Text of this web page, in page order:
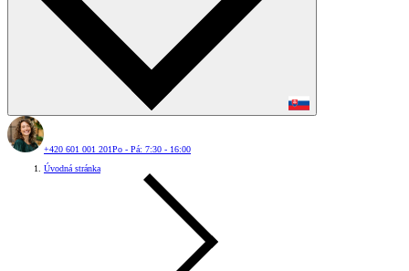
+420 601 001 201Po - Pá: 7:30 - 16:00
Úvodná stránka